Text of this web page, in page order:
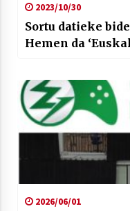
2023/10/30
Sortu datieke bideo joko
Hemen da
2026/06/01